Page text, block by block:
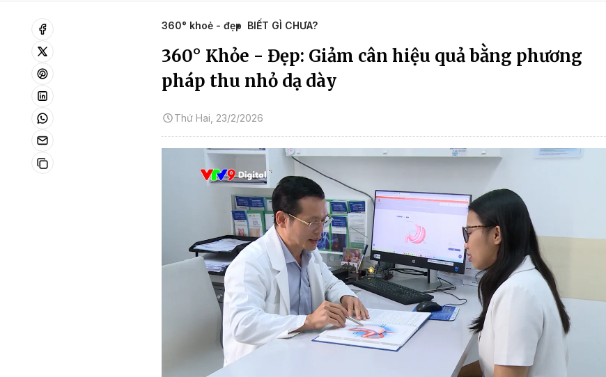
360° khoẻ - đẹp BIẾT GÌ CHƯA?
360° Khỏe - Đẹp: Giảm cân hiệu quả bằng phương
pháp thu nhỏ dạ dày
Thứ Hai, 23/2/2026